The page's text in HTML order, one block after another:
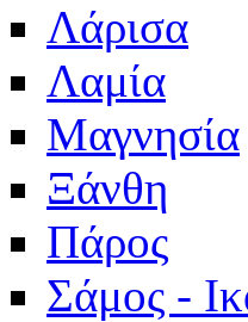
Λάρισα
Λαμία
Μαγνησία
Ξάνθη
Πάρος
Σάμος -